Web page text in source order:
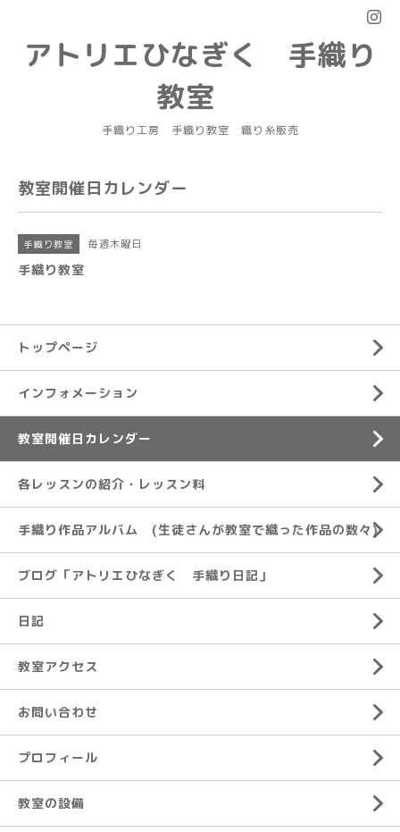
アトリエひなぎく 手織り
教室
手織り工房 手織り教室 織り糸販売
教室開催日カレンダー
手織り教室 毎週木曜日
手織り教室
トップページ
インフォメーション
教室開催日カレンダー
各レッスンの紹介・レッスン料
手織り作品アルバム (生徒さんが教室で織った作品の数々)
ブログ「アトリエひなぎく 手織り日記」
日記
教室アクセス
お問い合わせ
プロフィール
教室の設備